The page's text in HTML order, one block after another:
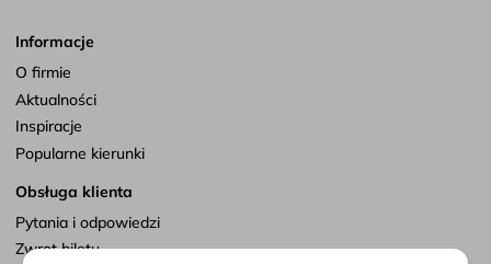
Informacje
O firmie
Aktualności
Inspiracje
Popularne kierunki
Obsługa klienta
Pytania i odpowiedzi
Zwrot biletu